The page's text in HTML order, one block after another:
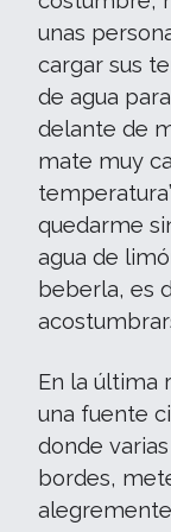
unas
cargar sus
de agua
delante de
mate muy
quedarme
agua de
beberla, es
En la última
una fuente
donde
bordes,